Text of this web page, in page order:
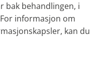
bak behandlingen, i
informasjon om
kan du